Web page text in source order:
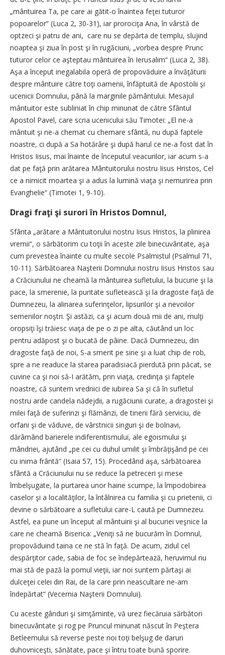
„mântuirea Ta, pe care ai gătit-o înaintea feţei tuturor
popoarelor“ (Luca 2, 30-31), iar prorociţa Ana, în vârstă de
optzeci şi patru de ani, care nu se depărta de templu, slujind
noaptea şi ziua în post şi în rugăciuni, „vorbea despre Prunc
tuturor celor ce aşteptau mântuirea în Ierusalim“ (Luca 2, 38).
Aşa a început inegalabila operă de propovăduire a învăţăturii
despre mântuire către toţi oamenii, înfăptuită de Apostolii şi
ucenicii Domnului, până la marginile pământului. Mesajul
mântuitor este subliniat în chip minunat de către Sfântul
Apostol Pavel, care scria ucenicului său Timotei: „El ne-a
mântuit şi ne-a chemat cu chemare sfântă, nu după faptele
noastre, ci după a Sa hotărâre şi după harul ce ne-a fost dat în
Hristos Iisus, mai înainte de începutul veacurilor, iar acum s-a
dat pe faţă prin arătarea Mântuitorului nostru Iisus Hristos, Cel
ce a nimicit moartea şi a adus la lumină viaţa şi nemurirea prin
Evanghelie“ (Timotei 1, 9-10).
Dragi fraţi şi surori în Hristos Domnul,
Sfânta „arătare a Mântuitorului nostru Iisus Hristos, la plinirea
vremii“, o sărbătorim cu toţii în aceste zile binecuvântate, aşa
cum prevestea înainte cu multe secole Psalmistul (Psalmul 71,
10-11). Sărbătoarea Naşterii Domnului nostru Iisus Hristos sau
a Crăciunului ne cheamă la mântuirea sufletului, la bucurie şi la
pace, la smerenie, la puritate sufletească şi la dragoste faţă de
Dumnezeu, la alinarea suferinţelor, lipsurilor şi a nevoilor
semenilor noştri. Şi astăzi, ca şi acum două mii de ani, mulţi
oropsiţi îşi trăiesc viaţa de pe o zi pe alta, căutând un loc
pentru adăpost şi o bucată de pâine. Dacă Dumnezeu, din
dragoste faţă de noi, S-a smerit pe sine şi a luat chip de rob,
spre a ne readuce la starea paradisiacă pierdută prin păcat, se
cuvine ca şi noi să-I arătăm, prin viaţa, credinţa şi faptele
noastre, că suntem vrednici de iubirea Sa şi că în sufletul
nostru arde candela nădejdii, a rugăciunii curate, a dragostei şi
milei faţă de suferinzi şi flămânzi, de tinerii fără serviciu, de
orfani şi de văduve, de vârstnicii singuri şi de bolnavi,
dărâmând barierele indiferentismului, ale egoismului şi
mândriei, ajutând „pe cei cu duhul umilit şi îmbrăţişând pe cei
cu inima frântă“ (Isaia 57, 15). Procedând aşa, sărbătoarea
sfântă a Crăciunului nu se reduce la petreceri şi mese
îmbelşugate, la purtarea unor haine scumpe, la împodobirea
caselor şi a localităţilor, la întâlnirea cu familia şi cu prietenii, ci
devine o sărbătoare a sufletului care-L caută pe Dumnezeu.
Astfel, ea pune un început al mântuirii şi al bucuriei veşnice la
care ne cheamă Biserica: „Veniţi să ne bucurăm în Domnul,
propovăduind taina ce ne stă în faţă. De acum, zidul cel
despărţitor cade, sabia de foc se îndepărtează, heruvimul nu
mai stă de pază la pomul vieţii, iar noi suntem părtaşi ai
dulceţei celei din Rai, de la care prin neascultare ne-am
îndepărtat“ (Vecernia Naşterii Domnului).
Cu aceste gânduri şi simţăminte, vă urez fiecăruia sărbători
binecuvântate şi rog pe Pruncul minunat născut în Peştera
Betleemului să reverse peste noi toţi belşug de daruri
duhovniceşti, sănătate, pace şi întru toate bună sporire.